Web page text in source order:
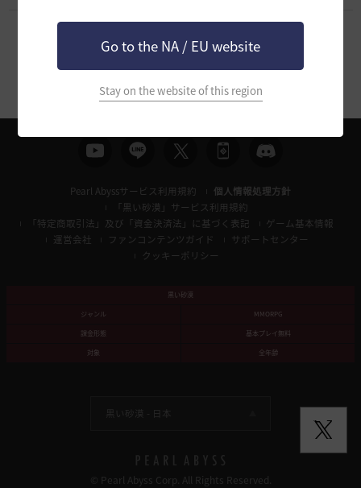
Go to the NA / EU website
Stay on the website of this region
Pearl Abyssサービス利用規約
個人情報処理方針
「黒い砂漠」サービス利用規約
「特定商取引法」及び「資金決済法」に基づく表記
ゲーム基本情報
運営会社
ファンコンテンツガイド
サポートセンター
クッキーポリシー
黒い砂漠
ジャンル
MMORPG
課金形態
基本プレイ無料
対象
全年齢
黒い砂漠 - 日本
© Pearl Abyss Corp. All Rights Reserved.